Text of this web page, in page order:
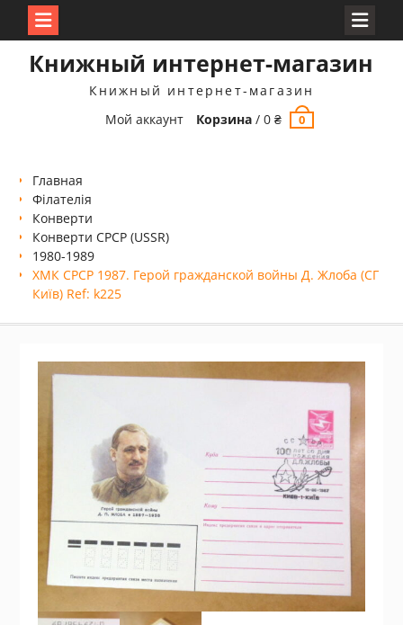
Книжный интернет-магазин
Книжный интернет-магазин
Мой аккаунт
Корзина /0₴ 0
Главная
Філателія
Конверти
Конверти СРСР (USSR)
1980-1989
ХМК СРСР 1987. Герой гражданской войны Д. Жлоба (СГ
Київ) Ref: k225